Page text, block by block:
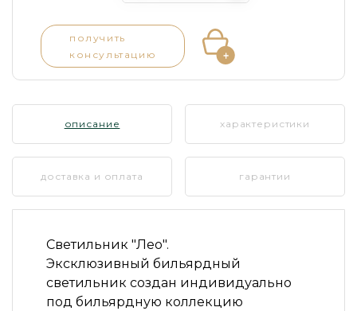
получить
консультацию
описание характеристики
доставка и оплата гарантии
Светильник "Лео".
Эксклюзивный бильярдный
светильник создан индивидуально
под бильярдную коллекцию